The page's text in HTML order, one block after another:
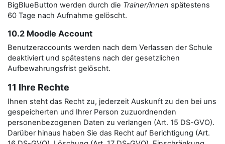
BigBlueButton werden durch die Trainer/innen spätestens
60 Tage nach Aufnahme gelöscht.
10.2 Moodle Account
Benutzeraccounts werden nach dem Verlassen der Schule
deaktiviert und spätestens nach der gesetzlichen
Aufbewahrungsfrist gelöscht.
11 Ihre Rechte
Ihnen steht das Recht zu, jederzeit Auskunft zu den bei uns
gespeicherten und Ihrer Person zuzuordnenden
personenbezogenen Daten zu verlangen (Art. 15 DS-GVO).
Darüber hinaus haben Sie das Recht auf Berichtigung (Art.